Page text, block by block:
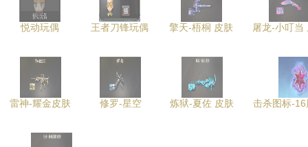
悦动玩偶 王者刀锋玩偶 擎天-梧桐 皮肤 屠龙-小叮当
雷神-耀金皮肤 修罗-星空 炼狱-夏佐 皮肤 击杀图标-